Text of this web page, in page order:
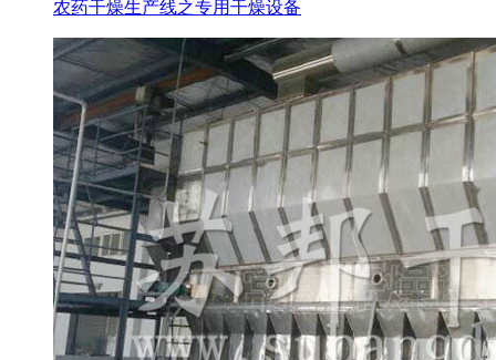
农药干燥生产线之专用干燥设备